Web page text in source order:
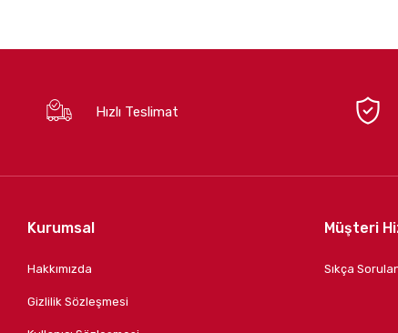
Hızlı Teslimat
Kurumsal
Hakkımızda
Gizlilik Sözleşmesi
Müşteri
Sıkça